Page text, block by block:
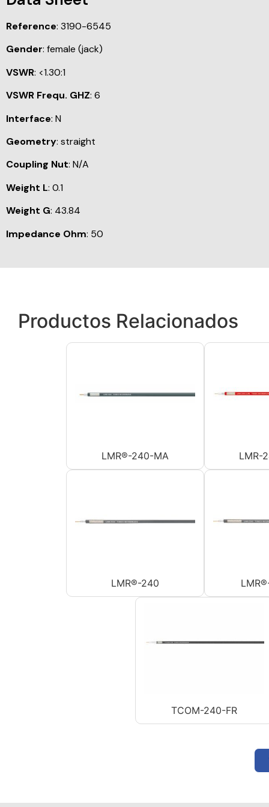
Reference: 3190-6545
Gender: female (jack)
VSWR: <1.30:1
VSWR Frequ. GHZ: 6
Interface: N
Geometry: straight
Coupling Nut: N/A
Weight L: 0.1
Weight G: 43.84
Impedance Ohm: 50
Productos Relacionados
LMR®-240-MA LMR-
LMR®-240
TCOM-240-FR